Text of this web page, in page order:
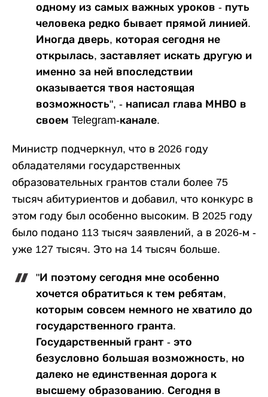
одному из самых важных уроков - путь
человека редко бывает прямой линией.
Иногда дверь, которая сегодня не
открылась, заставляет искать другую и
именно за ней впоследствии
оказывается твоя настоящая
возможность", - написал глава МНВО в
своем Telegram-канале.
Министр подчеркнул, что в 2026 году
обладателями государственных
образовательных грантов стали более 75
тысяч абитуриентов и добавил, что конкурс в
этом году был особенно высоким. В 2025 году
было подано 113 тысяч заявлений, а в 2026-м -
уже 127 тысяч. Это на 14 тысяч больше.
"И поэтому сегодня мне особенно
хочется обратиться к тем ребятам,
которым совсем немного не хватило до
государственного гранта.
Государственный грант - это
безусловно большая возможность, но
далеко не единственная дорога к
высшему образованию. Сегодня в